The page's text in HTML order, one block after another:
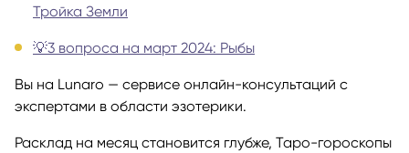
Тройка Земли
💡3 вопроса на март 2024: Рыбы
Вы на Lunaro — сервисе онлайн-консультаций с
экспертами в области эзотерики.
Расклад на месяц становится глубже, Таро-гороскопы